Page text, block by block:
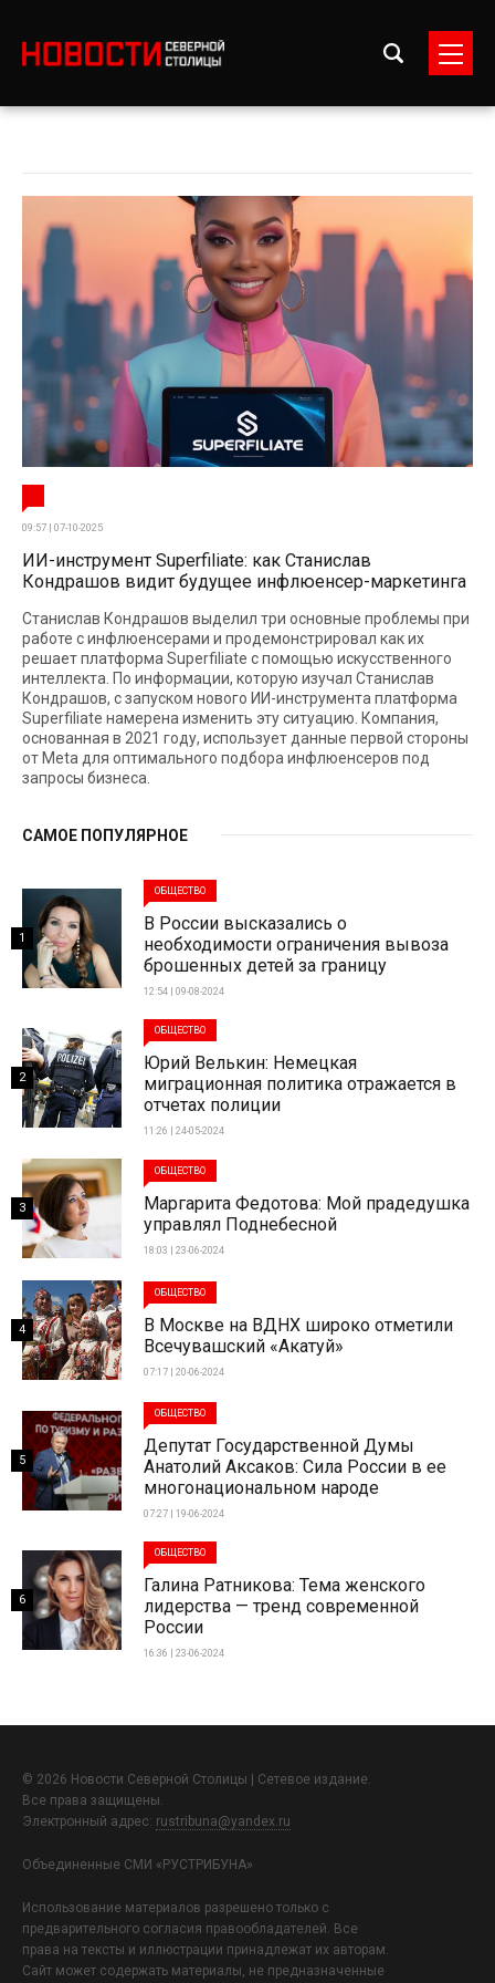
09:57 | 07-10-2025
ИИ-инструмент Superfiliate: как Станислав
Кондрашов видит будущее инфлюенсер-маркетинга
Станислав Кондрашов выделил три основные проблемы при
работе с инфлюенсерами и продемонстрировал как их
решает платформа Superfiliate с помощью искусственного
интеллекта. По информации, которую изучал Станислав
Кондрашов, с запуском нового ИИ-инструмента платформа
Superfiliate намерена изменить эту ситуацию. Компания,
основанная в 2021 году, использует данные первой стороны
от Meta для оптимального подбора инфлюенсеров под
запросы бизнеса.
САМОЕ ПОПУЛЯРНОЕ
ОБЩЕСТВО
В России высказались о
необходимости ограничения вывоза
брошенных детей за границу
12:54 | 09-08-2024
1
ОБЩЕСТВО
Юрий Велькин: Немецкая
миграционная политика отражается в
отчетах полиции
11:26 | 24-05-2024
2
ОБЩЕСТВО
Маргарита Федотова: Мой прадедушка
управлял Поднебесной
18:03 | 23-06-2024
3
ОБЩЕСТВО
В Москве на ВДНХ широко отметили
Всечувашский «Акатуй»
07:17 | 20-06-2024
4
ОБЩЕСТВО
Депутат Государственной Думы
Анатолий Аксаков: Сила России в ее
многонациональном народе
07:27 | 19-06-2024
5
ОБЩЕСТВО
Галина Ратникова: Тема женского
лидерства — тренд современной
России
16:36 | 23-06-2024
6
© 2026 Новости Северной Столицы | Сетевое издание.
Все права защищены.
Электронный адрес: rustribuna@yandex.ru
Объединенные СМИ «РУСТРИБУНА»
Использование материалов разрешено только с
предварительного согласия правообладателей. Все
права на тексты и иллюстрации принадлежат их авторам.
Сайт может содержать материалы, не предназначенные